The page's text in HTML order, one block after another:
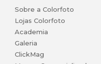
Sobre a Colorfoto
Lojas Colorfoto
Academia
Galeria
ClickMag